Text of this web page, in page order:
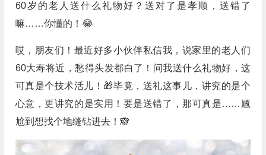
60岁的老人送什么礼物好？送对了是孝顺，送错了
嘛……你懂的！😂
哎，朋友们！最近好多小伙伴私信我，说家里的老人们
60大寿将近，愁得头发都白了！问我送什么礼物好，这
可真是个技术活儿！🎁毕竟，送礼这事儿，讲究的是个
心意，更讲究的是实用！要是送错了，那可真是……尴
尬到想找个地缝钻进去！🙈